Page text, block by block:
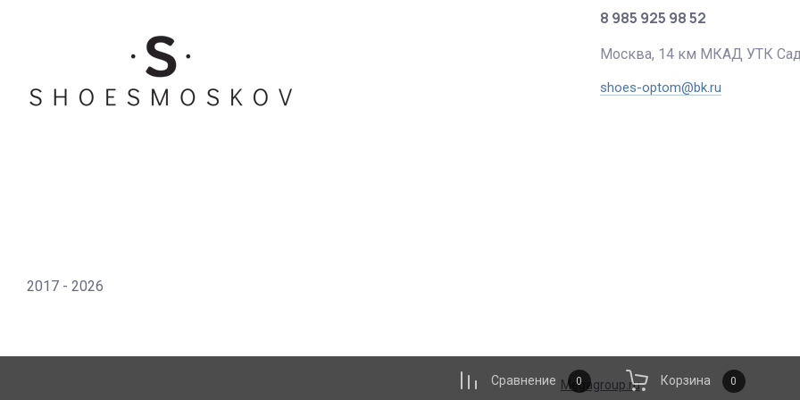
Сравнение 0 Корзина 0
2017 - 2026
8 985 925 98 52
Москва, 14 км МКАД УТК
shoes-optom@bk.ru
Megagroup.ru